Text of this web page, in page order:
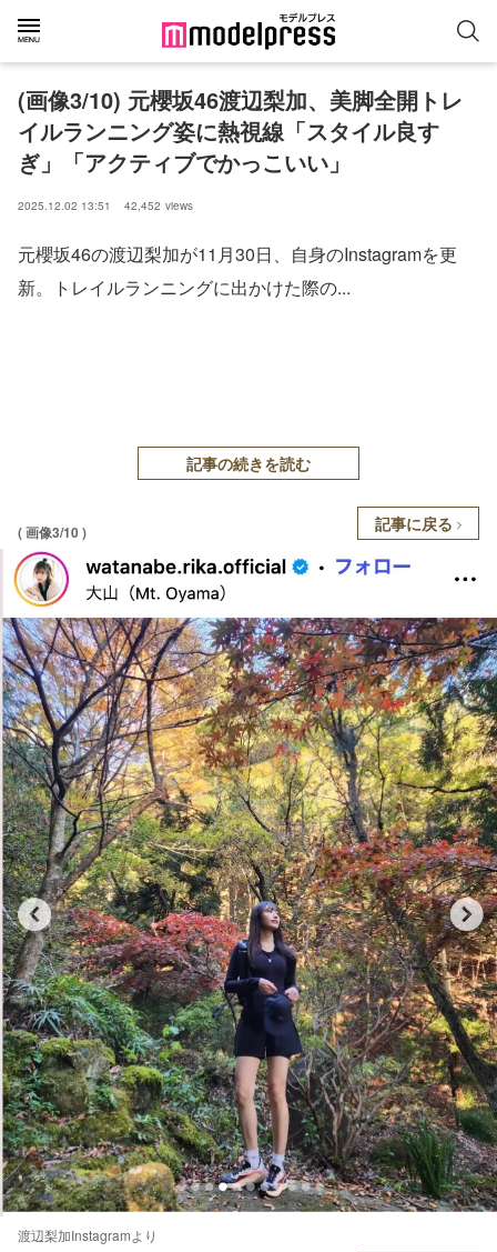
(画像3/10) 元櫻坂46渡辺梨加、美脚全開トレ
イルランニング姿に熱視線「スタイル良す
ぎ」「アクティブでかっこいい」
2025.12.02 13:51 42,452 views
元櫻坂46の渡辺梨加が11月30日、自身のInstagramを更
新。トレイルランニングに出かけた際の...
記事の続きを読む
( 画像3/10 ) 記事に戻る
渡辺梨加Instagramより